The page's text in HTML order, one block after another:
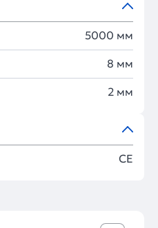
5000 мм
8 мм
2 мм
CE